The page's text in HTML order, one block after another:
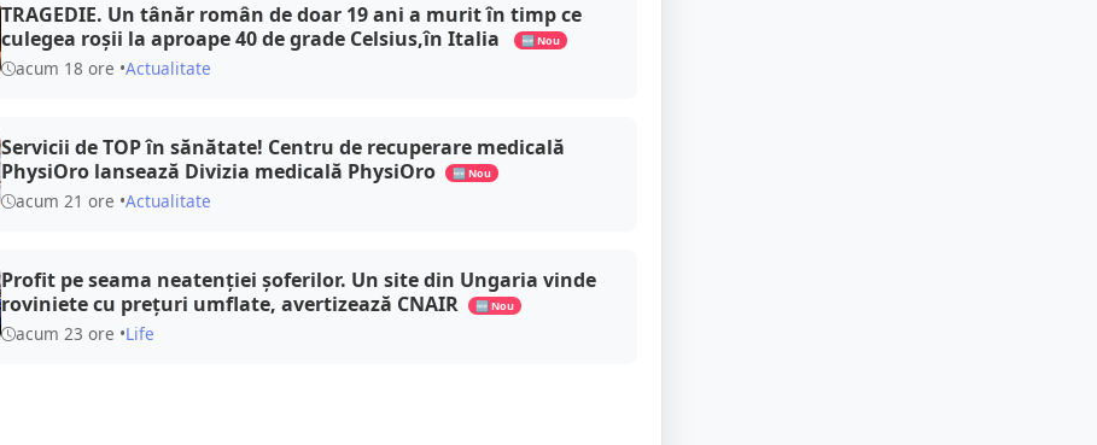
TRAGEDIE. Un tânăr român de doar 19 ani a murit în timp ce
culegea roșii la aproape 40 de grade Celsius,în Italia
🆕 Nou
acum 18 ore •Actualitate
Servicii de TOP în sănătate! Centru de recuperare medicală
PhysiOro lansează Divizia medicală PhysiOro
🆕 Nou
acum 21 ore •Actualitate
Profit pe seama neatenției șoferilor. Un site din Ungaria vinde
roviniete cu prețuri umflate, avertizează CNAIR
🆕 Nou
acum 23 ore •Life